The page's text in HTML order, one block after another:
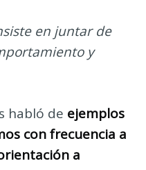
en juntar de
y
habló de ejemplos
con frecuencia a
a